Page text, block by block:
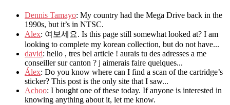
Dennis Tamayo: My country had the Mega Drive back in the
1990s, but it’s in NTSC.
Alex: 여보세요. Is this page still somewhat looked at? I am
looking to complete my korean collection, but do not have...
david: hello , tres bel article ! aurais tu des adresses a me
conseiller sur canton ? j aimerais faire quelques...
Álex: Do you know where can I find a scan of the cartridge’s
sticker? This post is the only site that I saw...
Achoo: I bought one of these today. If anyone is interested in
knowing anything about it, let me know.